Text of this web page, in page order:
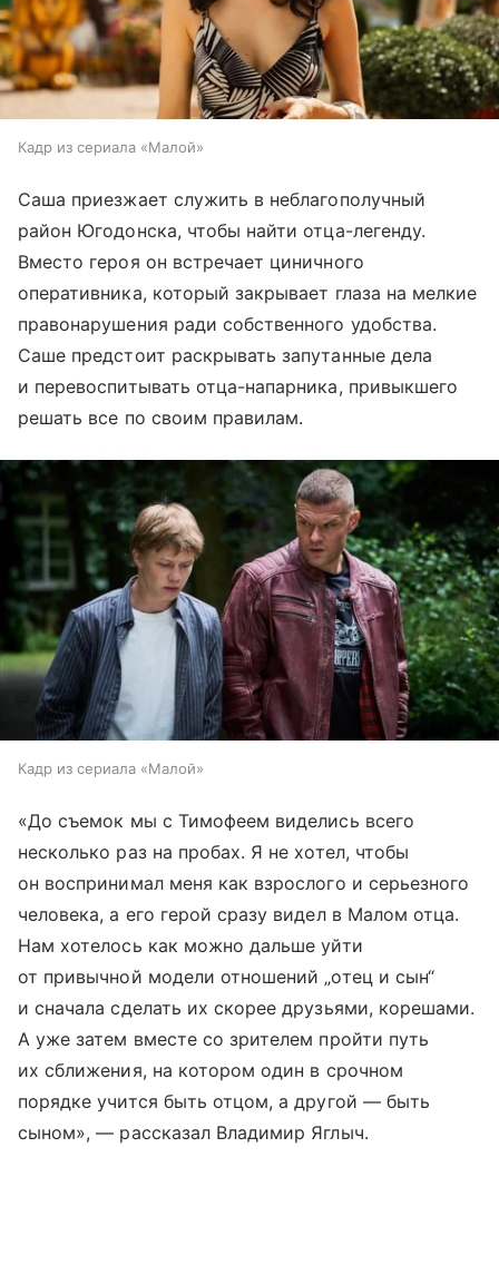
Кадр из сериала «Малой»
Саша приезжает служить в неблагополучный
район Югодонска, чтобы найти отца-легенду.
Вместо героя он встречает циничного
оперативника, который закрывает глаза на мелкие
правонарушения ради собственного удобства.
Саше предстоит раскрывать запутанные дела
и перевоспитывать отца-напарника, привыкшего
решать все по своим правилам.
Кадр из сериала «Малой»
«До съемок мы с Тимофеем виделись всего
несколько раз на пробах. Я не хотел, чтобы
он воспринимал меня как взрослого и серьезного
человека, а его герой сразу видел в Малом отца.
Нам хотелось как можно дальше уйти
от привычной модели отношений „отец и сын“
и сначала сделать их скорее друзьями, корешами.
А уже затем вместе со зрителем пройти путь
их сближения, на котором один в срочном
порядке учится быть отцом, а другой — быть
сыном», — рассказал Владимир Яглыч.